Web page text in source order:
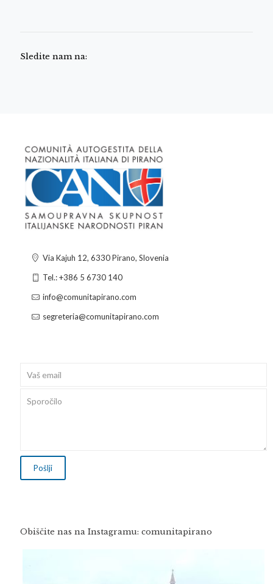
Sledite nam na:
Via Kajuh 12, 6330 Pirano, Slovenia
Tel.: +386 5 6730 140
info@comunitapirano.com
segreteria@comunitapirano.com
Obiščite nas na Instagramu: comunitapirano